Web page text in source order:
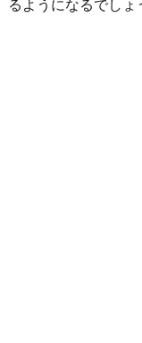
るようになるでしょ